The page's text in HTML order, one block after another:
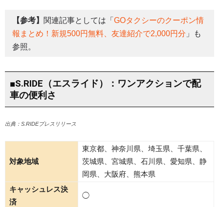
【参考】 関連記事としては「 GOタクシーのクーポン情
報まとめ！新規500円無料、友達紹介で2,000円分 」も
参照。
■S.RIDE（エスライド）：ワンアクションで配
車の便利さ
出典：S.RIDEプレスリリース
対象地域
東京都、神奈川県、埼玉県、千葉県、
茨城県、宮城県、石川県、愛知県、静
岡県、大阪府、熊本県
キャッシュレス決
済
◯